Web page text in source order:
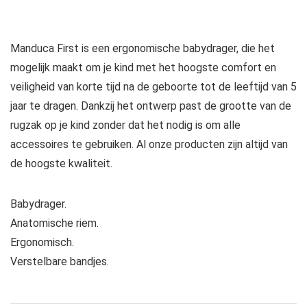
Manduca First is een ergonomische babydrager, die het
mogelijk maakt om je kind met het hoogste comfort en
veiligheid van korte tijd na de geboorte tot de leeftijd van 5
jaar te dragen. Dankzij het ontwerp past de grootte van de
rugzak op je kind zonder dat het nodig is om alle
accessoires te gebruiken. Al onze producten zijn altijd van
de hoogste kwaliteit.
Babydrager.
Anatomische riem.
Ergonomisch.
Verstelbare bandjes.